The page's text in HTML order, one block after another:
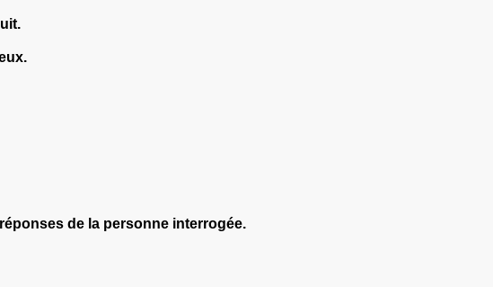
de la personne interrogée.